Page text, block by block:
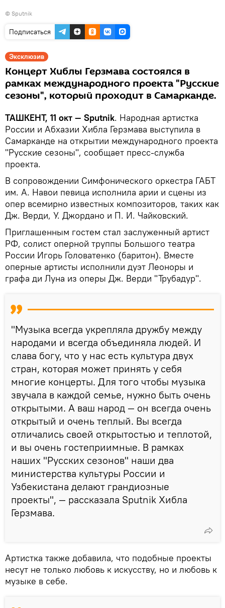
© Sputnik
Подписаться
Эксклюзив
Концерт Хиблы Герзмава состоялся в
рамках международного проекта "Русские
сезоны", который проходит в Самарканде.
ТАШКЕНТ, 11 окт — Sputnik. Народная артистка
России и Абхазии Хибла Герзмава выступила в
Самарканде на открытии международного проекта
"Русские сезоны", сообщает пресс-служба
проекта.
В сопровождении Симфонического оркестра ГАБТ
им. А. Навои певица исполнила арии и сцены из
опер всемирно известных композиторов, таких как
Дж. Верди, У. Джордано и П. И. Чайковский.
Приглашенным гостем стал заслуженный артист
РФ, солист оперной труппы Большого театра
России Игорь Головатенко (баритон). Вместе
оперные артисты исполнили дуэт Леоноры и
графа ди Луна из оперы Дж. Верди "Трубадур".
"Музыка всегда укрепляла дружбу между
народами и всегда объединяла людей. И
слава богу, что у нас есть культура двух
стран, которая может принять у себя
многие концерты. Для того чтобы музыка
звучала в каждой семье, нужно быть очень
открытыми. А ваш народ — он всегда очень
открытый и очень теплый. Вы всегда
отличались своей открытостью и теплотой,
и вы очень гостеприимные. В рамках
наших "Русских сезонов" наши два
министерства культуры России и
Узбекистана делают грандиозные
проекты", — рассказала Sputnik Хибла
Герзмава.
Артистка также добавила, что подобные проекты
несут не только любовь к искусству, но и любовь к
музыке в себе.